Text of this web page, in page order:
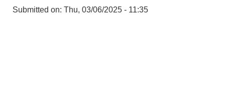
Submitted on: Thu, 03/06/2025 - 11:35